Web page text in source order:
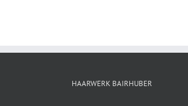
HAARWERK BAIRHUBER